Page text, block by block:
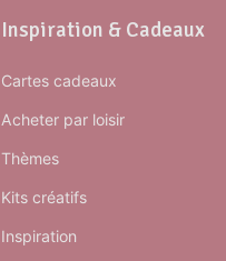
Inspiration & Cadeaux
Cartes cadeaux
Acheter par loisir
Thèmes
Kits créatifs
Inspiration